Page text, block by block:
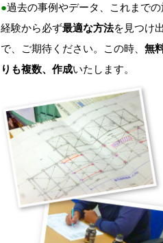
●過去の事例やデータ、これまで
経験から必ず最適な方法を見つけ
で、ご期待ください。この時、 無
りも複数、作成いたします。